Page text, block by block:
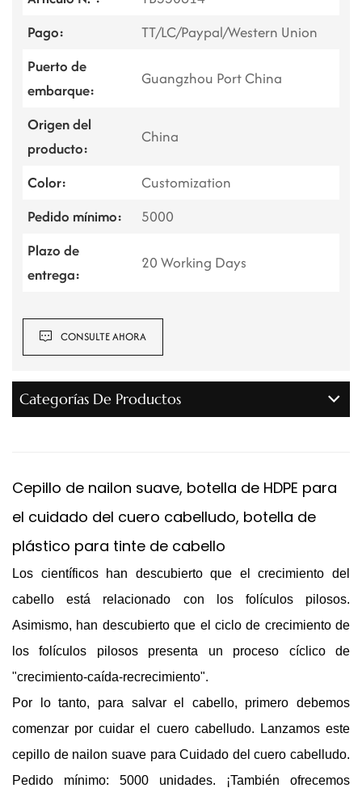
Pago:
TT/LC/Paypal/Western Union
Puerto de
embarque:
Guangzhou Port China
Origen del
producto:
China
Color:
Customization
Pedido mínimo:
5000
Plazo de
entrega:
20 Working Days
CONSULTE AHORA
Categorías De Productos
Cepillo de nailon suave, botella de HDPE para
el cuidado del cuero cabelludo, botella de
plástico para tinte de cabello
Los científicos han descubierto que el crecimiento del
cabello está relacionado con los folículos pilosos.
Asimismo, han descubierto que el ciclo de crecimiento de
los folículos pilosos presenta un proceso cíclico de
"crecimiento-caída-recrecimiento".
Por lo tanto, para salvar el cabello, primero debemos
comenzar por cuidar el cuero cabelludo. Lanzamos este
cepillo de nailon suave paraCuidado del cuero cabelludo.
Pedido mínimo: 5000 unidades. ¡También ofrecemos